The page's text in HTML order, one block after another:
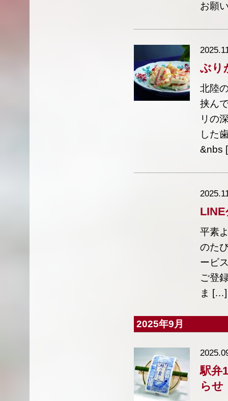
お願
ぶり
北陸
挟ん
リの
した
&nbs
平素
のた
ービ
ご登
ま […]
2025年9月
駅弁
らせ